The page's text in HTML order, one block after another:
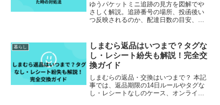
ゆうパケットミニ追跡の見方を図解でや
さしく解説。追跡番号の場所、投函後い
つ反映されるのか、配達日数の目安、ス
暮らし
しまむら返品はいつまで？タグな
し・レシート紛失も解説！完全交
換ガイド
しまむらの返品・交換はいつまで？ 本記
事では、返品期限の14日ルールやタグな
し・レシートなしのケース、オンライン